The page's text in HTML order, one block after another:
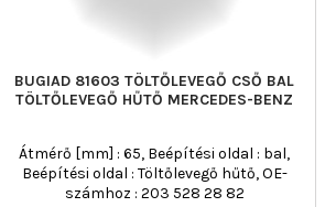
BUGIAD 81603 TÖLTŐLEVEGŐ CSŐ BAL
TÖLTŐLEVEGŐ HŰTŐ MERCEDES-BENZ
Átmérő [mm] : 65, Beépítési oldal : bal,
Beépítési oldal : Töltőlevegő hűtő, OE-
számhoz : 203 528 28 82